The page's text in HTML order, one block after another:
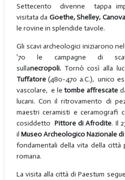
Settecento divenne tappa
visitata da Goethe, Shelley, Canova
le rovine in splendide tavole.
Gli scavi archeologici iniziarono
’70 le campagne di
sullanecropoli. Tornò così alla
Tuffatore(480-470 a.C.), unico
vascolare, e letombe affrescate
lucani. Con il ritrovamento di
maestri ceramisti e ceramografi
cosiddettoPittore di Afrodite. Il
ilMuseo Archeologico Nazionale
fondamentali della vita della città
romana.
La visita alla città di Paestum